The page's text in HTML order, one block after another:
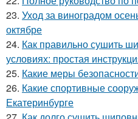
23. Уход за виноградом
октябре
24. Как правильно сушить
условиях: простая
25. Какие меры
26. Какие спортивные
Екатеринбурге